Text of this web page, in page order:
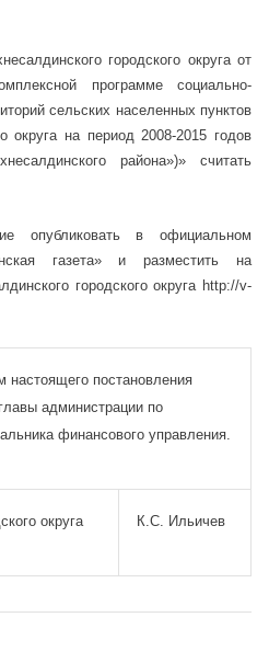
городского округа от
программе социально-
сельских населенных пунктов
округа на период 2008-2015 годов
района»)» считать
опубликовать в официальном
газета» и разместить на
городского округа http://v-
настоящего постановления
администрации по
финансового управления.
округа К.С. Ильичев